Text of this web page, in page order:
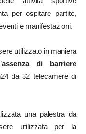
per ospitare partite,
e manifestazioni.
utilizzato in maniera
assenza di barriere
da 32 telecamere di
una palestra da
utilizzata per la